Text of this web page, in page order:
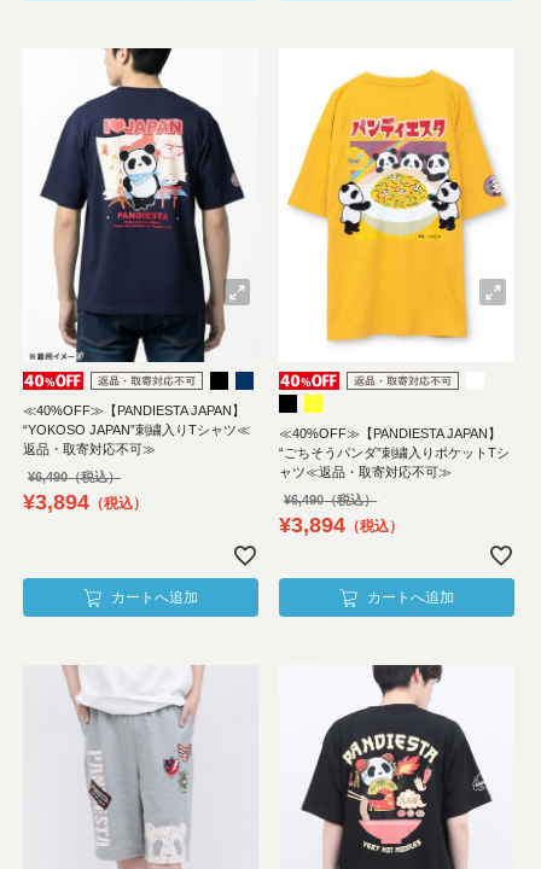
≪40%OFF≫【PANDIESTA JAPAN】
“YOKOSO JAPAN”刺繍入りTシャツ≪
返品・取寄対応不可≫
¥6,490
¥3,894 税込
カートへ追加
≪40%OFF≫【PANDIESTA JAPAN】
“ごちそうパンダ”刺繍入りポケットTシ
ャツ≪返品・取寄対応不可≫
¥6,490
¥3,894 税込
カートへ追加